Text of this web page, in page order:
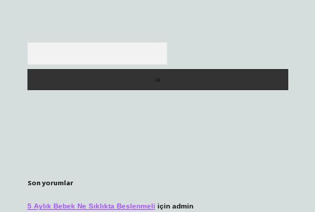
Son yorumlar
5 Aylık Bebek Ne Sıklıkta Beslenmeli için admin